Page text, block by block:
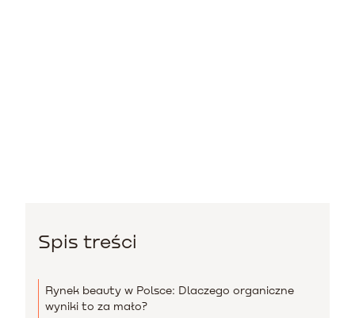
Spis treści
Rynek beauty w Polsce: Dlaczego organiczne
wyniki to za mało?